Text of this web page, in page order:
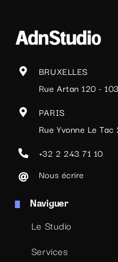
BRUXELLES
Rue Artan 120 -
PARIS
Rue Yvonne Le
+32 2 243 71 10
Nous écrire
Naviguer
Le Studio
Services